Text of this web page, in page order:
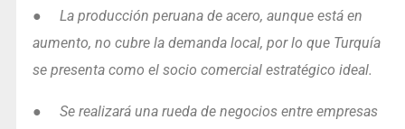
● La producción peruana de acero, aunque está en
aumento, no cubre la demanda local, por lo que Turquía
se presenta como el socio comercial estratégico ideal.
● Se realizará una rueda de negocios entre empresas